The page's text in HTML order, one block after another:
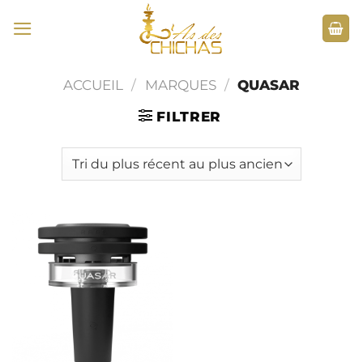
au
ACCUEIL / MARQUES / QUASAR
FILTRER